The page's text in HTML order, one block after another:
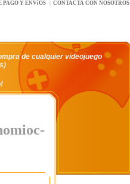
PAGO Y ENVíOS CONTACTA CON NOSOTROS
de cualquier videojuego